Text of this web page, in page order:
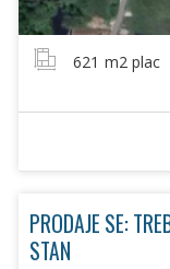
621 m2 plac
PRODAJE SE:
STAN